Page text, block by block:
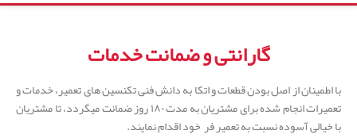
گارانتی و ضمانت خدمات
با اطمینان از اصل بودن قطعات و اتکا به دانش فنی تکنسین های تعمیر، خدمات و
تعمیرات انجام شده برای مشتریان به مدت ۱۸۰ روز ضمانت میگردد، تا مشتریان
با خیالی آسوده نسبت به تعمیر فر خود اقدام نمایند.